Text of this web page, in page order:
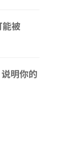
被
明你的